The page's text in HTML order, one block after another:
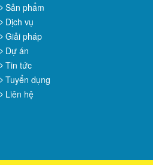
Sản phẩm
Dịch vụ
Giải pháp
Dự án
Tin tức
Tuyển dụng
Liên hệ